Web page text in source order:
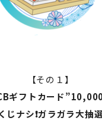
【その１】
ギフトカード
じナシ❗ガラガラ大抽